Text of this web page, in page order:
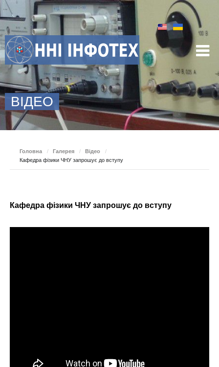
ВІДЕО
Головна / Галерея / Відео
/
Кафедра фізики ЧНУ запрошує до вступу
Кафедра фізики ЧНУ запрошує до вступу